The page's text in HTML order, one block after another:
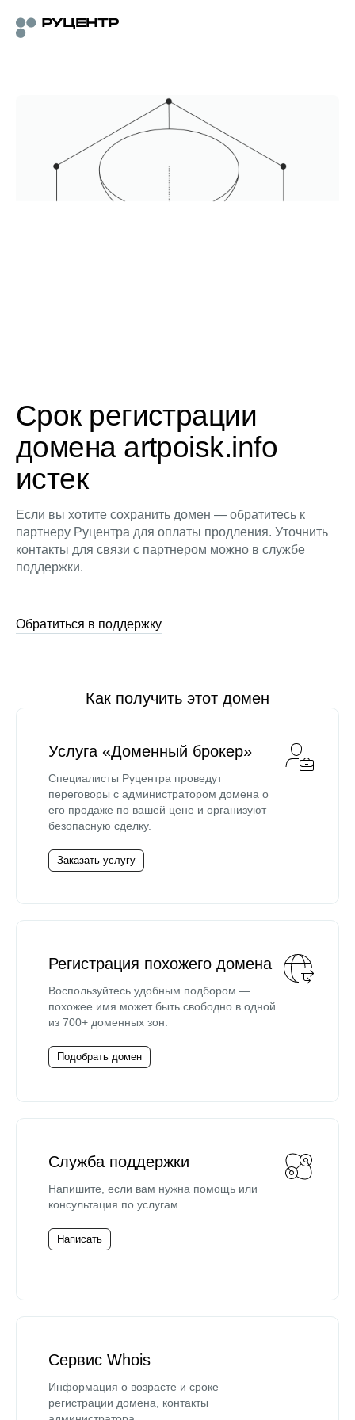
Срок регистрации
домена artpoisk.info
истек
Если вы хотите сохранить домен — обратитесь к
партнеру Руцентра для оплаты продления. Уточнить
контакты для связи с партнером можно в службе
поддержки.
Обратиться в поддержку
Как получить этот домен
Услуга «Доменный брокер»
Специалисты Руцентра проведут
переговоры с администратором домена о
его продаже по вашей цене и организуют
безопасную сделку.
Заказать услугу
Регистрация похожего домена
Воспользуйтесь удобным подбором —
похожее имя может быть свободно в одной
из 700+ доменных зон.
Подобрать домен
Служба поддержки
Напишите, если вам нужна помощь или
консультация по услугам.
Написать
Сервис Whois
Информация о возрасте и сроке
регистрации домена, контакты